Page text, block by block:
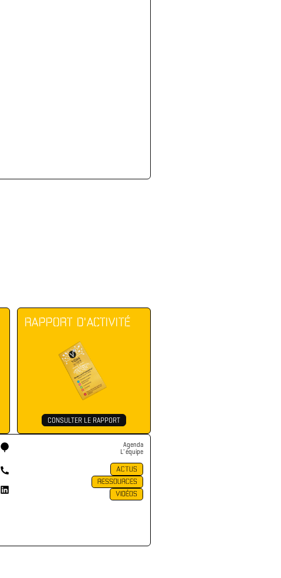
RAPPORT D'ACTIVITÉ
CONSULTER LE RAPPORT
Agenda
L' équipe
ACTUS
RESSOURCES
VIDÉOS